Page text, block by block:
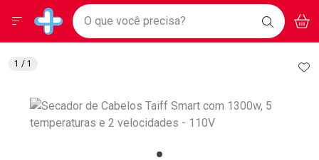
Drogarias Pacheco
Baixe nosso APP e aproveite Ofertas Exclusivas!
BAIXE
O APP
Ir direto para a home
pela página
Ir direto para o conteúdo
Ir direto para a busca
Ir direto para a conta
Ir direto para a notificações
Ir direto para o carrinho
Ir direto para o menu
Faça a sua busca
O que você precisa? BUSCAR
Menu
1 / 1